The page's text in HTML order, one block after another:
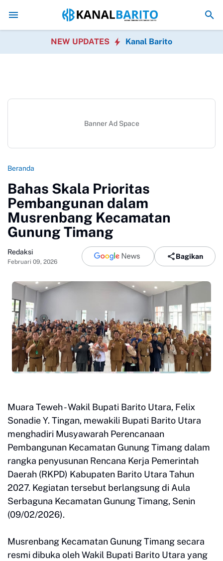
Kaji Tiru, Pemkab Barito Utara Pelajari Inovasi Tata Kelola
NEW UPDATES Kanal Barito
Banner Ad Space
Beranda
Bahas Skala Prioritas
Pembangunan dalam
Musrenbang Kecamatan
Gunung Timang
Redaksi
Februari 09, 2026
Bagikan
Muara Teweh - Wakil Bupati Barito Utara, Felix
Sonadie Y. Tingan, mewakili Bupati Barito Utara
menghadiri Musyawarah Perencanaan
Pembangunan Kecamatan Gunung Timang dalam
rangka penyusunan Rencana Kerja Pemerintah
Daerah (RKPD) Kabupaten Barito Utara Tahun
2027. Kegiatan tersebut berlangsung di Aula
Serbaguna Kecamatan Gunung Timang, Senin
(09/02/2026).
Musrenbang Kecamatan Gunung Timang secara
resmi dibuka oleh Wakil Bupati Barito Utara yang